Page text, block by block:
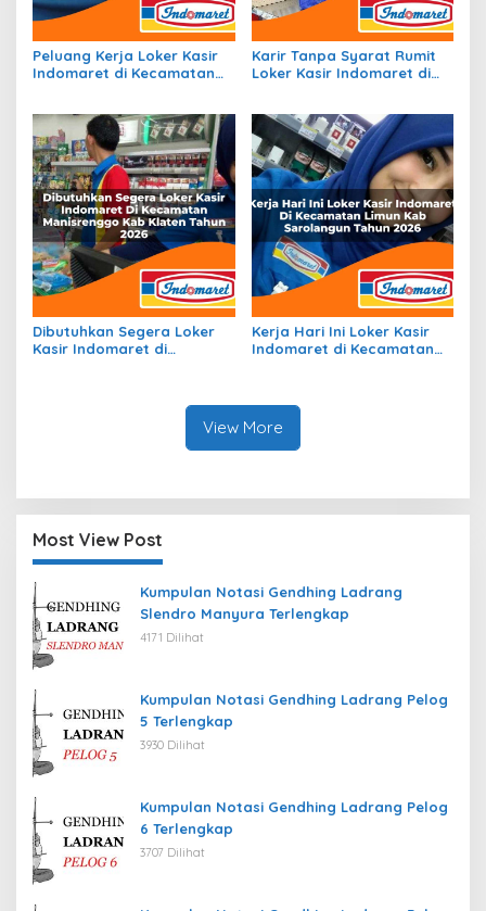
Peluang Kerja Loker Kasir
Indomaret di Kecamatan
Karir Tanpa Syarat Rumit
Loker Kasir Indomaret di
Tahun 2026
Dibutuhkan Segera Loker
Kasir Indomaret di
Kerja Hari Ini Loker Kasir
Indomaret di Kecamatan
View More
Most View Post
Kumpulan Notasi Gendhing Ladrang
Slendro Manyura Terlengkap
4171 Dilihat
Kumpulan Notasi Gendhing Ladrang Pelog
5 Terlengkap
3930 Dilihat
Kumpulan Notasi Gendhing Ladrang Pelog
6 Terlengkap
3707 Dilihat